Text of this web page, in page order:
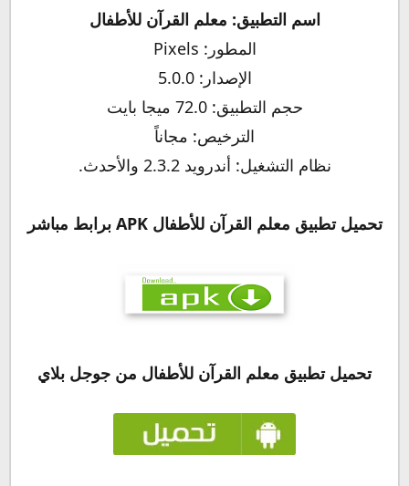
اسم التطبيق: معلم القرآن للأطفال
المطور: Pixels
الإصدار: 5.0.0
حجم التطبيق: 72.0 ميجا بايت
الترخيص: مجاناً
نظام التشغيل: أندرويد 2.3.2 والأحدث.
تحميل تطبيق معلم القرآن للأطفال APK برابط مباشر
تحميل تطبيق معلم القرآن للأطفال من جوجل بلاي